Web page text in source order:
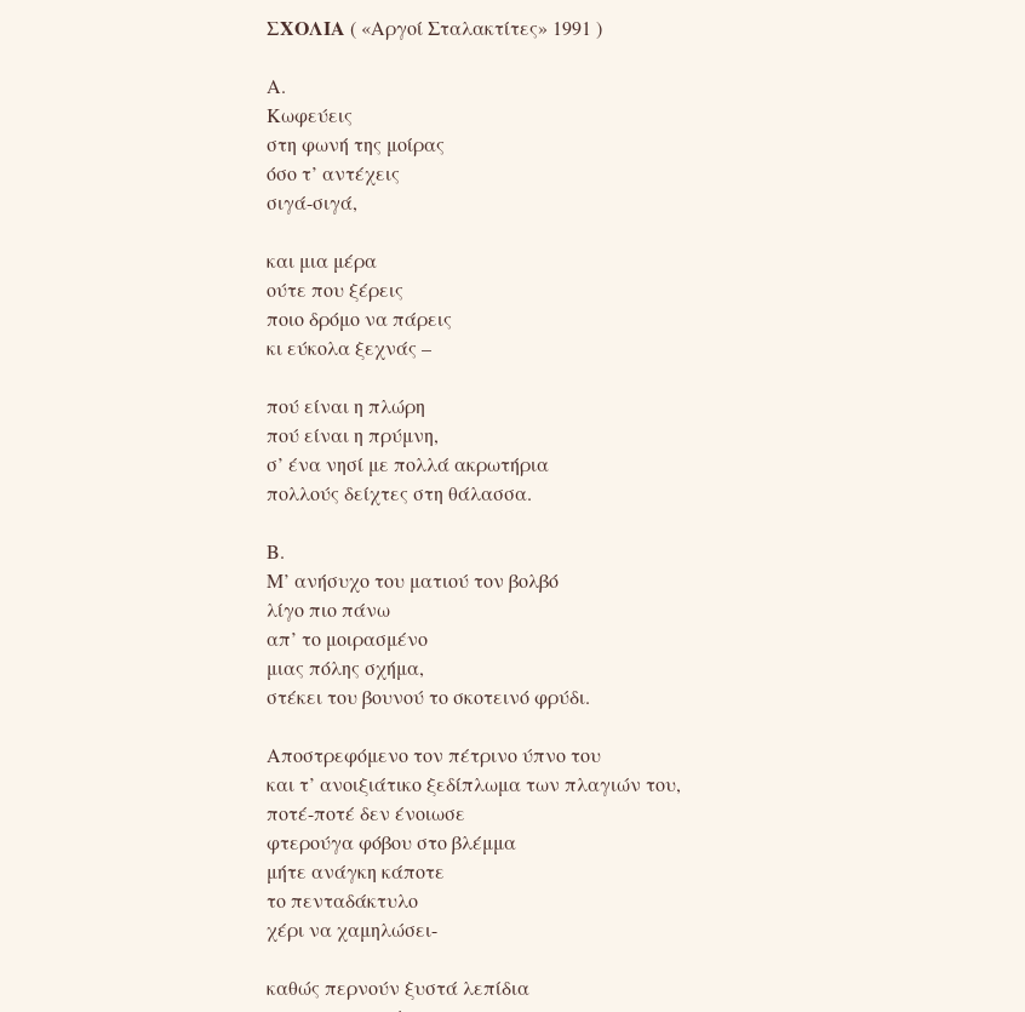
ΣΧΟΛΙΑ ( «Αργοί Σταλακτίτες» 1991 )
Α.
Κωφεύεις
στη φωνή της μοίρας
όσο τ’ αντέχεις
σιγά-σιγά,
και μια μέρα
ούτε που ξέρεις
ποιο δρόμο να πάρεις
κι εύκολα ξεχνάς –
πού είναι η πλώρη
πού είναι η πρύμνη,
σ’ ένα νησί με πολλά ακρωτήρια
πολλούς δείχτες στη θάλασσα.
B.
Μ’ ανήσυχο του ματιού τον βολβό
λίγο πιο πάνω
απ’ το μοιρασμένο
μιας πόλης σχήμα,
στέκει του βουνού το σκοτεινό φρύδι.
Αποστρεφόμενο τον πέτρινο ύπνο του
και τ’ ανοιξιάτικο ξεδίπλωμα των πλαγιών του,
ποτέ-ποτέ δεν ένοιωσε
φτερούγα φόβου στο βλέμμα
μήτε ανάγκη κάποτε
το πενταδάκτυλο
χέρι να χαμηλώσει-
καθώς περνούν ξυστά λεπίδια